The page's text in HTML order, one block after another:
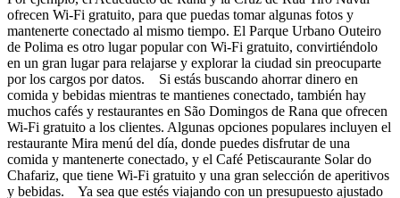
ofrecen Wi-Fi gratuito, para que puedas tomar algunas fotos y
mantenerte conectado al mismo tiempo. El Parque Urbano Outeiro
de Polima es otro lugar popular con Wi-Fi gratuito, convirtiéndolo
en un gran lugar para relajarse y explorar la ciudad sin preocuparte
por los cargos por datos. Si estás buscando ahorrar dinero en
comida y bebidas mientras te mantienes conectado, también hay
muchos cafés y restaurantes en São Domingos de Rana que ofrecen
Wi-Fi gratuito a los clientes. Algunas opciones populares incluyen el
restaurante Mira menú del día, donde puedes disfrutar de una
comida y mantenerte conectado, y el Café Petiscaurante Solar do
Chafariz, que tiene Wi-Fi gratuito y una gran selección de aperitivos
y bebidas. Ya sea que estés viajando con un presupuesto ajustado